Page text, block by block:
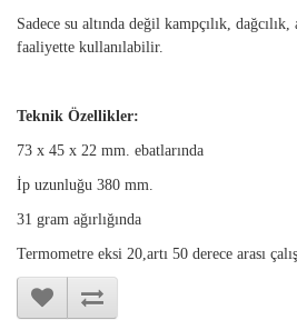
Sadece su altında değil kampçılık,
faaliyette kullanılabilir.
Teknik Özellikler:
73 x 45 x 22 mm. ebatlarında
İp uzunluğu 380 mm.
31 gram ağırlığında
Termometre eksi 20,artı 50 derece arası